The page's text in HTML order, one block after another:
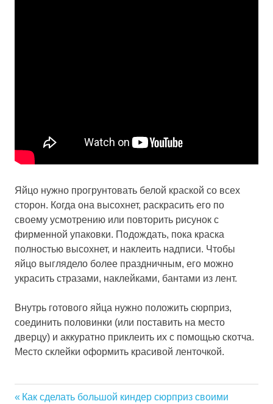
Яйцо нужно прогрунтовать белой краской со всех
сторон. Когда она высохнет, раскрасить его по
своему усмотрению или повторить рисунок с
фирменной упаковки. Подождать, пока краска
полностью высохнет, и наклеить надписи. Чтобы
яйцо выглядело более праздничным, его можно
украсить стразами, наклейками, бантами из лент.
Внутрь готового яйца нужно положить сюрприз,
соединить половинки (или поставить на место
дверцу) и аккуратно приклеить их с помощью скотча.
Место склейки оформить красивой ленточкой.
десерт
Previous
Как сделать большой киндер сюрприз своими